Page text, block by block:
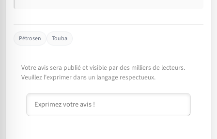
Pétrosen Touba
Votre avis sera publié et visible par des milliers de lecteurs.
Veuillez l'exprimer dans un langage respectueux.
Commentaire